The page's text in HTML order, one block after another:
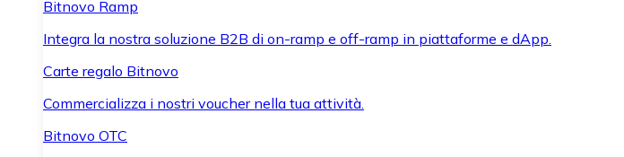
Bitnovo Ramp
Integra la nostra soluzione B2B di on-ramp e off-ramp in piattaforme e dApp.
Carte regalo Bitnovo
Commercializza i nostri voucher nella tua attività.
Bitnovo OTC